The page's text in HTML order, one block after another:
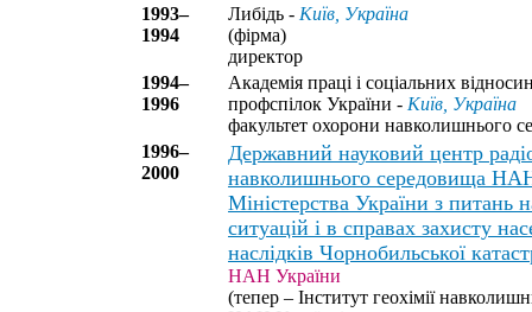
1993–
1994
Либідь - Київ, Україна
(фірма)
директор
1994–
1996
Академія праці і соціальних
профспілок України - Київ, Україна
факультет охорони навколишнього
1996–
2000
Державний науковий центр
навколишнього середовища
Міністерства України з питань
ситуацій і в справах захисту
наслідків Чорнобильської
НАН України
(тепер – Інститут геохімії